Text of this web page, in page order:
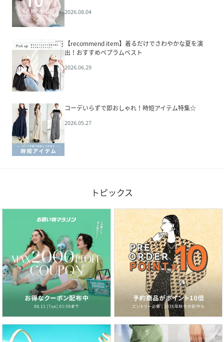
2026.08.04
【recommend item】着るだけでさわやかな夏を演
出！おすすめペプラムベスト
2026.06.29
コーデいらずで即おしゃれ！時短アイテム特集☆
2026.05.27
トピックス